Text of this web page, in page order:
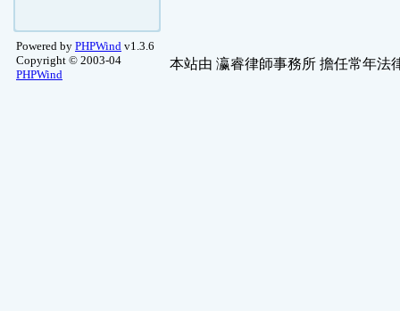
Powered by PHPWind v1.3.6
Copyright © 2003-04
PHPWind
本站由 瀛睿律師事務所 擔任常年法